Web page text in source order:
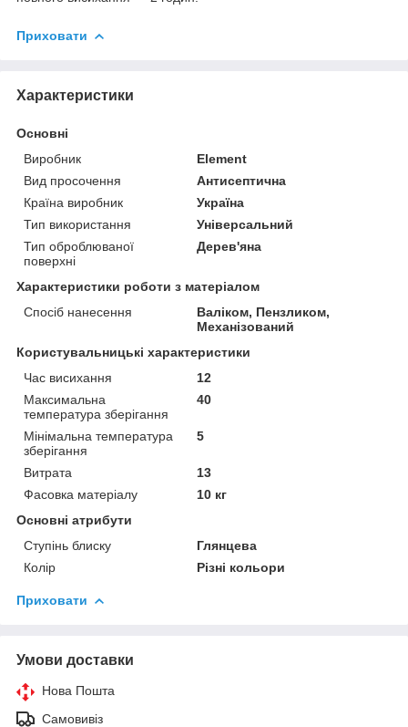
Приховати
Характеристики
Основні
Виробник
Element
Вид просочення
Антисептична
Країна виробник
Україна
Тип використання
Універсальний
Тип оброблюваної
поверхні
Дерев'яна
Характеристики роботи з матеріалом
Спосіб нанесення
Валіком, Пензликом,
Механізований
Користувальницькі характеристики
Час висихання
12
Максимальна
температура зберігання
40
Мінімальна температура
зберігання
5
Витрата
13
Фасовка матеріалу
10 кг
Основні атрибути
Ступінь блиску
Глянцева
Колір
Різні кольори
Приховати
Умови доставки
Нова Пошта
Самовивіз